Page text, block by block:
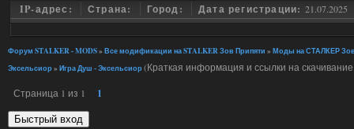
IP-адрес: Страна: Город: Дата регистрации: 21.07.2025
Форум STALKER - MODS» Все модификации на STALKER Зов Припяти » Моды на СТАЛКЕР
Эксельсиор » Игра Душ - Эксельсиор (Краткая информация и ссылки на
Страница 1 из 1 1